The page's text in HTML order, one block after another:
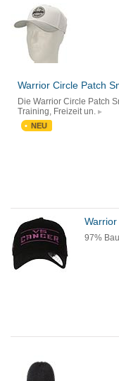
Warrior Circle Patch
Die Warrior Circle Patch
Training, Freizeit un.
NEU
97%